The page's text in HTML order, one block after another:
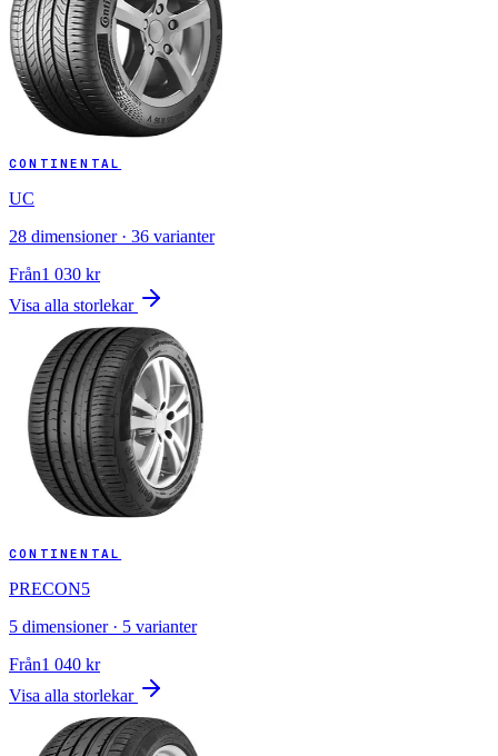
CONTINENTAL
UC
28 dimensioner · 36 varianter
Från1 030 kr
Visa alla storlekar
CONTINENTAL
PRECON5
5 dimensioner · 5 varianter
Från1 040 kr
Visa alla storlekar